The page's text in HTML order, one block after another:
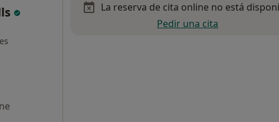
La reserva de cita online no está
Pedir una cita